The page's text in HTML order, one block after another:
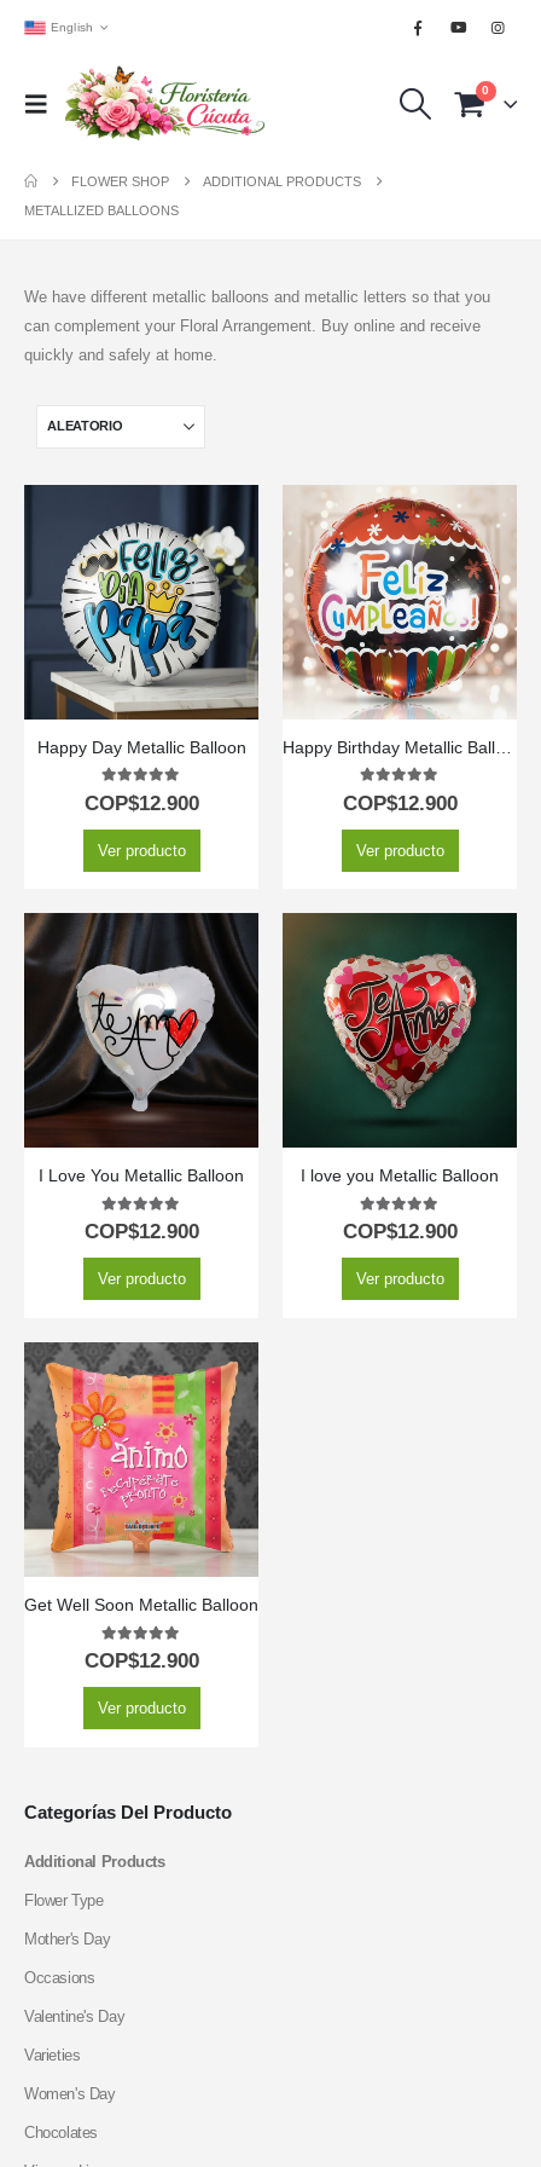
English
0
FLOWER SHOP
ADDITIONAL PRODUCTS
METALLIZED BALLOONS
We have different metallic balloons and metallic letters so that you
can complement your Floral Arrangement. Buy online and receive
quickly and safely at home.
Happy Day Metallic Balloon
5.00out of 5
COP$12.900
Ver producto
5.00out of 5
COP$12.900
Ver producto
I Love You Metallic Balloon
5.00out of 5
COP$12.900
Ver producto
I love you Metallic Balloon
5.00out of 5
COP$12.900
Ver producto
Get Well Soon Metallic Balloon
5.00out of 5
COP$12.900
Ver producto
Categorías Del Producto
Additional Products
Flower Type
Mother's Day
Occasions
Valentine's Day
Varieties
Women's Day
Chocolates